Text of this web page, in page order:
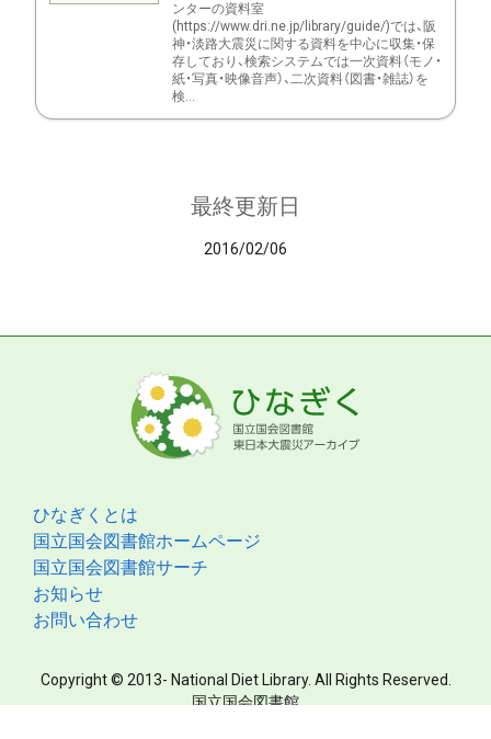
ンターの資料室
(https://www.dri.ne.jp/library/guide/)では、阪
神・淡路大震災に関する資料を中心に収集・保
存しており、検索システムでは一次資料（モノ・
紙・写真・映像音声）、二次資料（図書・雑誌）を
検...
最終更新日
2016/02/06
ひなぎくとは
国立国会図書館ホームページ
国立国会図書館サーチ
お知らせ
お問い合わせ
Copyright © 2013- National Diet Library. All Rights Reserved.